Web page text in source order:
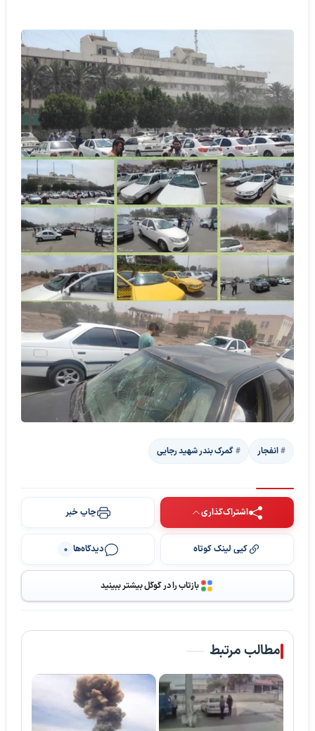
پخش ویدیو
انفجار گمرک بندر شهید رجایی
اشتراک‌گذاری چاپ خبر
کپی لینک کوتاه دیدگاه‌ها 0
بازتاب را در گوگل بیشتر ببینید
مطالب مرتبط